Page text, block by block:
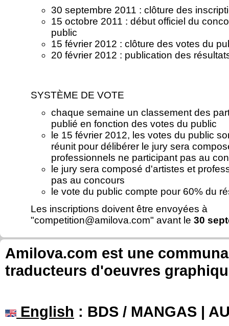
30 septembre 2011 : clôture des
15 octobre 2011 : début officiel du
public
15 février 2012 : clôture des votes du
20 février 2012 : publication des
SYSTÈME DE VOTE
chaque semaine un classement des
publié en fonction des votes du public
le 15 février 2012, les votes du public
réunit pour délibérer le jury sera
professionnels ne participant pas au
le jury sera composé d'artistes et
pas au concours
le vote du public compte pour 60% du
Les inscriptions doivent être envoyées à
"competition@amilova.com" avant le 30
Amilova.com est une
traducteurs d'oeuvres
English : BDS / MANGAS |